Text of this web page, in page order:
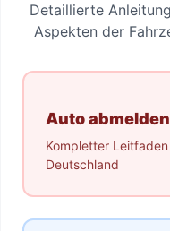
Detaillierte
Aspekten der
Auto abmelden
Kompletter
Deutschland